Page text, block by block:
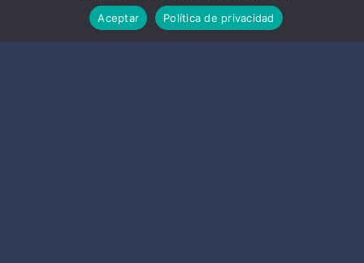
Aceptar
Política de privacidad